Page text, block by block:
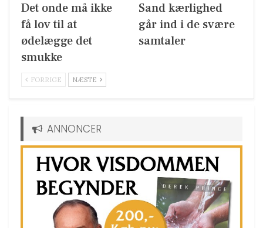
Det onde må ikke
få lov til at
ødelægge det
smukke
Sand kærlighed
går ind i de svære
samtaler
FORRIGE NÆSTE
ANNONCER